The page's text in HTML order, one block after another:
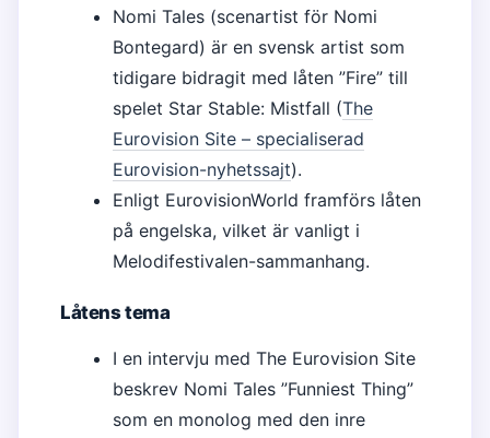
Nomi Tales (scenartist för Nomi
Bontegard) är en svensk artist som
tidigare bidragit med låten ”Fire” till
spelet Star Stable: Mistfall (The
Eurovision Site – specialiserad
Eurovision-nyhetssajt).
Enligt EurovisionWorld framförs låten
på engelska, vilket är vanligt i
Melodifestivalen-sammanhang.
Låtens tema
I en intervju med The Eurovision Site
beskrev Nomi Tales ”Funniest Thing”
som en monolog med den inre